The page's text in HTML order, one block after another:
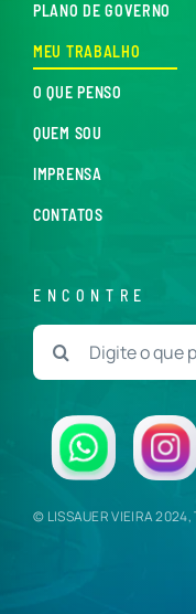
PLANO DE GOVERNO
MEU TRABALHO
O QUE PENSO
QUEM SOU
IMPRENSA
CONTATOS
ENCONTRE
Buscar
resultados
© LISSAUER VIEIRA 2024,